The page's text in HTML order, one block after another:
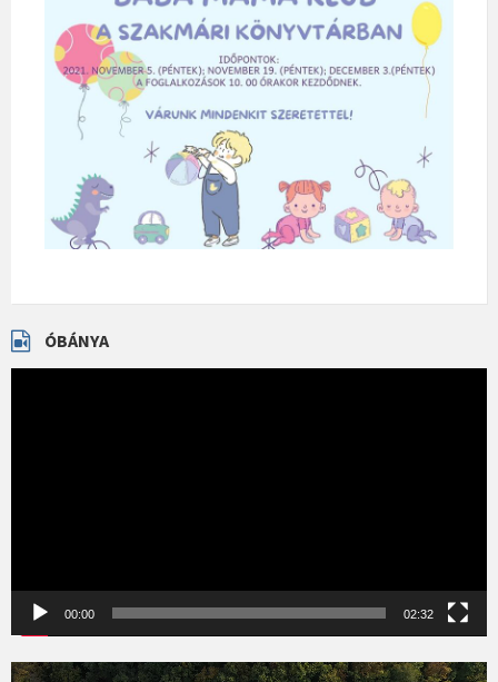
ÓBÁNYA
00:00 02:32
Videólejátszó